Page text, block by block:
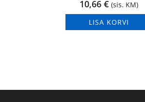
10,66 € (sis. KM)
LISA KORVI